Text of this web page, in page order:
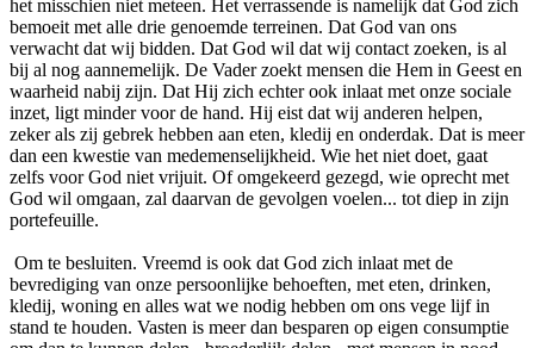
het misschien niet meteen. Het verrassende is namelijk dat God zich
bemoeit met alle drie genoemde terreinen. Dat God van ons
verwacht dat wij bidden. Dat God wil dat wij contact zoeken, is al
bij al nog aannemelijk. De Vader zoekt mensen die Hem in Geest en
waarheid nabij zijn. Dat Hij zich echter ook inlaat met onze sociale
inzet, ligt minder voor de hand. Hij eist dat wij anderen helpen,
zeker als zij gebrek hebben aan eten, kledij en onderdak. Dat is meer
dan een kwestie van medemenselijkheid. Wie het niet doet, gaat
zelfs voor God niet vrijuit. Of omgekeerd gezegd, wie oprecht met
God wil omgaan, zal daarvan de gevolgen voelen... tot diep in zijn
portefeuille.
Om te besluiten. Vreemd is ook dat God zich inlaat met de
bevrediging van onze persoonlijke behoeften, met eten, drinken,
kledij, woning en alles wat we nodig hebben om ons vege lijf in
stand te houden. Vasten is meer dan besparen op eigen consumptie